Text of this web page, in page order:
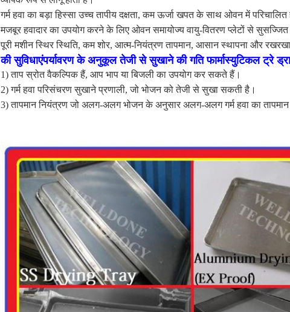
गर्म हवा का बड़ा हिस्सा उच्च तापीय दक्षता, कम ऊर्जा खपत के साथ ओवन में
मजबूर हवादार का उपयोग करने के लिए ओवन समायोज्य वायु-वितरण प्लेटों से सुसज्जित
पूरी मशीन स्थिर स्थिति, कम शोर, आत्म-नियंत्रण तापमान, आसान स्थापना और
की सुविधाएंपर्यावरण के अनुकूल तेजी से सुखाने की गति फार्मास्युटिकल ट्रे
1) ताप स्रोत वैकल्पिक हैं, आप भाप या बिजली का उपयोग कर सकते हैं।
2) गर्म हवा परिसंचरण सुखाने प्रणाली, जो भोजन को तेजी से सुखा सकती है।
3) तापमान नियंत्रण जो अलग-अलग भोजन के अनुसार अलग-अलग गर्म हवा का तापमान